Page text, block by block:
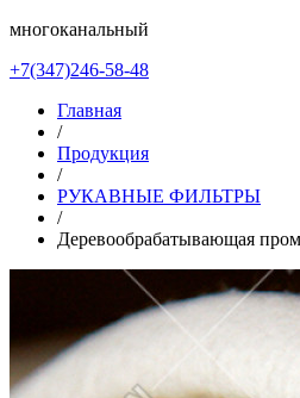
многоканальный
+7(347)246-58-48
Главная
/
Продукция
/
РУКАВНЫЕ ФИЛЬТРЫ
/
Деревообрабатывающая